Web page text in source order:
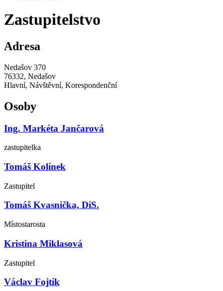
Zastupitelstvo
Adresa
Nedašov 370
76332, Nedašov
Hlavní, Návštěvní, Korespondenční
Osoby
Ing. Markéta Jančarová
zastupitelka
Tomáš Kolínek
Zastupitel
Tomáš Kvasnička, DiS.
Místostarosta
Kristina Miklasová
Zastupitel
Václav Fojtík